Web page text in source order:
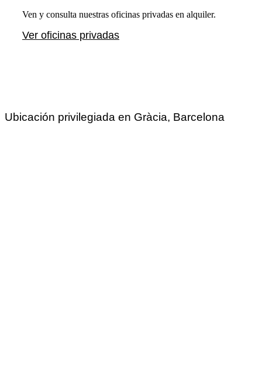
Ven y consulta nuestras oficinas privadas en alquiler.
Ver oficinas privadas
Ubicación privilegiada en Gràcia, Barcelona